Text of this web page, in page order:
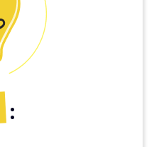
: